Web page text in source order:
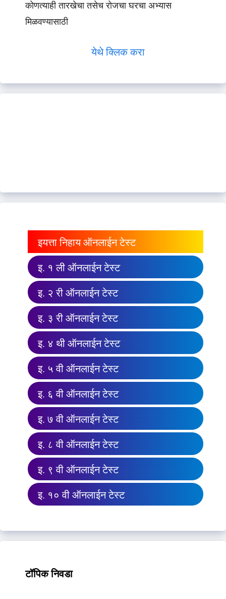
कोणत्याही तारखेचा तसेच रोजचा घरचा अभ्यास
मिळवण्यासाठी
येथे क्लिक करा
इयत्ता निहाय ऑनलाईन टेस्ट
इ. १ ली ऑनलाईन टेस्ट
इ. २ री ऑनलाईन टेस्ट
इ. ३ री ऑनलाईन टेस्ट
इ. ४ थी ऑनलाईन टेस्ट
इ. ५ वी ऑनलाईन टेस्ट
इ. ६ वी ऑनलाईन टेस्ट
इ. ७ वी ऑनलाईन टेस्ट
इ. ८ वी ऑनलाईन टेस्ट
इ. ९ वी ऑनलाईन टेस्ट
इ. १० वी ऑनलाईन टेस्ट
टॉपिक निवडा